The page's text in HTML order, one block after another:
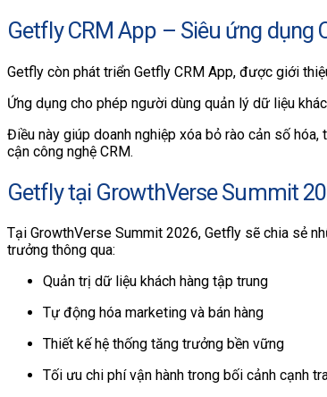
Getfly CRM App – Siêu ứng dụng
Getfly còn phát triển Getfly CRM App, được giới
Ứng dụng cho phép người dùng quản lý dữ liệu
Điều này giúp doanh nghiệp xóa bỏ rào cản số
cận công nghệ CRM.
Getfly tại GrowthVerse Summit
Tại GrowthVerse Summit 2026, Getfly sẽ chia sẻ
trưởng thông qua:
Quản trị dữ liệu khách hàng tập trung
Tự động hóa marketing và bán hàng
Thiết kế hệ thống tăng trưởng bền vững
Tối ưu chi phí vận hành trong bối cảnh cạnh